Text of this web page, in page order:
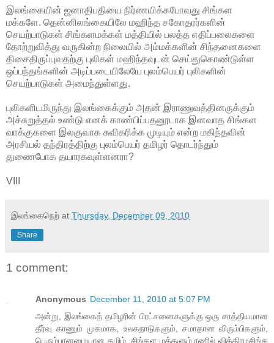
இலங்கையின் ஜனாதிபதியை நிர்ணயிக்கபோவது சிங்கள
மக்களே. தென்னிலங்கையிலே மஹிந்த சகோதரர்களின்
செயற்பாடுகள் சிங்களமக்கள் மத்தியில் பலத்த எதிப்பலைகளை
தோற்றுவித்து வருகின்ற நிலையில் அம்மக்களின் சிந்தனைகளை
திசைதிருப்புவதற்கு புலிகள் மஹிந்தவுடன் செய்துகொண்டுள்ள
ஒப்பந்தங்களின் அடிப்படையிலேயே புலம்பெயர் புலிகளின்
செயற்பாடுகள் அமைந்துள்ளது.
புலிகளிடமிருந்து இலங்கைக்கும் அதன் இராணுவத்தினருக்கும்
அச்சுறுத்தல் உண்டு எனக் காண்பிப்பதனூடாக இனவாத சிங்கள
வாக்குகளை இலகுவாக சுவிகரிக்க முடியும் என்ற மகிந்தவின்
அரசியல் தந்திரத்திற்கு புலம்பெயர் தமிழர் தொடர்ந்தும்
துணைபோக தயாரகவுள்ளனரா?
VIII
இலங்கைநெற் at Thursday, December 09, 2010
Share
1 comment:
Anonymous December 11, 2010 at 5:07 PM
அன்று, இலங்கைத் தமிழரின் பிரட்சனைகளுக்கு ஒரு சாத்தியமான
தீர்வு காணும் முகமாக, உலகநாடுகளும், சமாதான விரும்பிகளும்,
பெரும்பானமையான தமிழ், சிங்கள மக்களும் ரணில் விக்கிரமசிங்க